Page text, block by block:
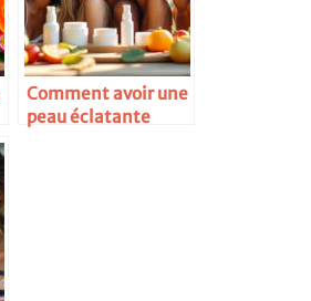
Comment avoir une
peau éclatante